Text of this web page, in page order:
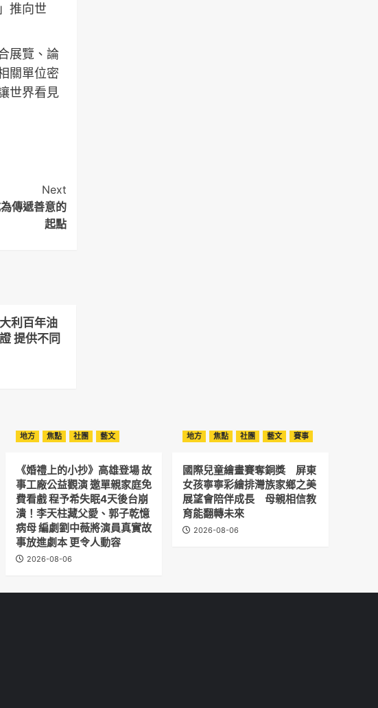
推向世
展覽、論
關單位密
世界看見
Next
傳遞善意的
起點
利百年油
提供不同
地方 焦點 社團 藝文
《婚禮上的小抄》高雄登場 故
事工廠公益觀演 邀單親家庭免
費看戲 程予希失眠4天後台崩
潰！李天柱藏父愛、郭子乾憶
病母 編劇劉中薇將演員真實故
事放進劇本 更令人動容
2026-08-06
地方 焦點 社團 藝文 賽事
國際兒童繪畫賽奪銅獎 屏東
女孩寧寧彩繪排灣族家鄉之美
展望會陪伴成長 母親相信教
育能翻轉未來
2026-08-06